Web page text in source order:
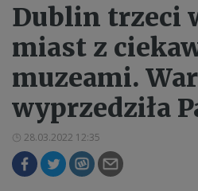
Dublin trzeci
miast z
muzeami.
wyprzedziła
28.03.2022 12:35